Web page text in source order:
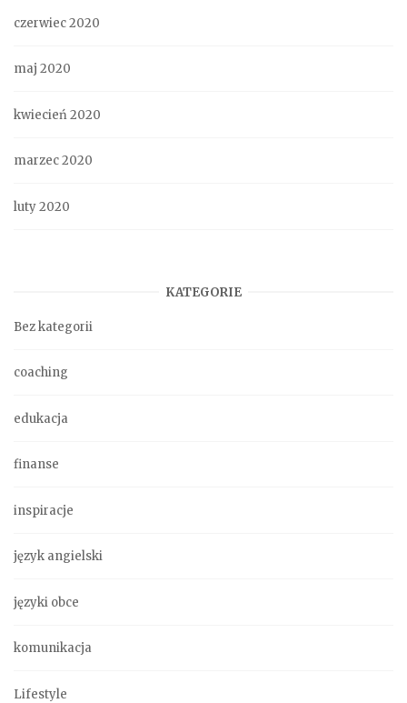
czerwiec 2020
maj 2020
kwiecień 2020
marzec 2020
luty 2020
KATEGORIE
Bez kategorii
coaching
edukacja
finanse
inspiracje
język angielski
języki obce
komunikacja
Lifestyle